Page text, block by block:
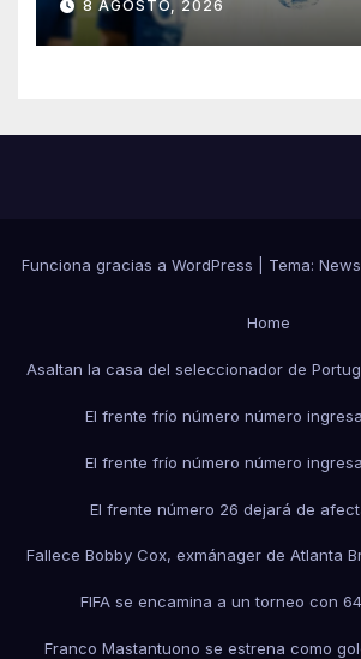
8 AGOSTO, 2026
Funciona gracias a WordPress Tema:
Home
Asaltan la casa del seleccionador de
El frente frío número número
El frente frío número número
El frente número 26 dejará de
Fallece Bobby Cox, exmánager de Atlanta
FIFA se encamina a un torneo con
Franco Mastantuono se estrena como